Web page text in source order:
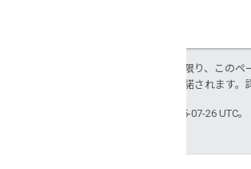
特に記載のない限り、この
により使用許諾されます。
最終更新日 2025-07-26 UTC。